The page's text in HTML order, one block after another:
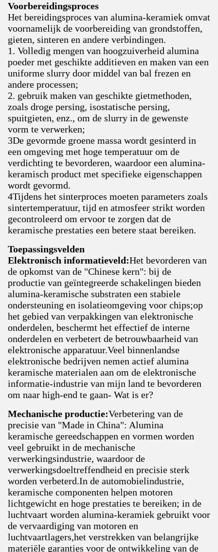
Voorbereidingsproces
Het bereidingsproces van alumina-keramiek omvat
voornamelijk de voorbereiding van grondstoffen,
gieten, sinteren en andere verbindingen.
1. Volledig mengen van hoogzuiverheid alumina
poeder met geschikte additieven en maken van een
uniforme slurry door middel van bal frezen en
andere processen;
2. gebruik maken van geschikte gietmethoden,
zoals droge persing, isostatische persing,
spuitgieten, enz., om de slurry in de gewenste
vorm te verwerken;
3De gevormde groene massa wordt gesinterd in
een omgeving met hoge temperatuur om de
verdichting te bevorderen, waardoor een alumina-
keramisch product met specifieke eigenschappen
wordt gevormd.
4Tijdens het sinterproces moeten parameters zoals
sintertemperatuur, tijd en atmosfeer strikt worden
gecontroleerd om ervoor te zorgen dat de
keramische prestaties een betere staat bereiken.
Toepassingsvelden
Elektronisch informatieveld:Het bevorderen van
de opkomst van de "Chinese kern": bij de
productie van geïntegreerde schakelingen bieden
alumina-keramische substraten een stabiele
ondersteuning en isolatieomgeving voor chips;op
het gebied van verpakkingen van elektronische
onderdelen, beschermt het effectief de interne
onderdelen en verbetert de betrouwbaarheid van
elektronische apparatuur.Veel binnenlandse
elektronische bedrijven nemen actief alumina
keramische materialen aan om de elektronische
informatie-industrie van mijn land te bevorderen
om naar high-end te gaan- Wat is er?
Mechanische productie:Verbetering van de
precisie van "Made in China": Alumina
keramische gereedschappen en vormen worden
veel gebruikt in de mechanische
verwerkingsindustrie, waardoor de
verwerkingsdoeltreffendheid en precisie sterk
worden verbeterd.In de automobielindustrie,
keramische componenten helpen motoren
lichtgewicht en hoge prestaties te bereiken; in de
luchtvaart worden alumina-keramiek gebruikt voor
de vervaardiging van motoren en
luchtvaartlagers,het verstrekken van belangrijke
materiële garanties voor de ontwikkeling van de